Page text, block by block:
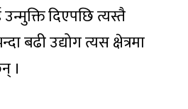
दिएपछि त्यस्तै
बढी उद्योग त्यस क्षेत्रमा
।